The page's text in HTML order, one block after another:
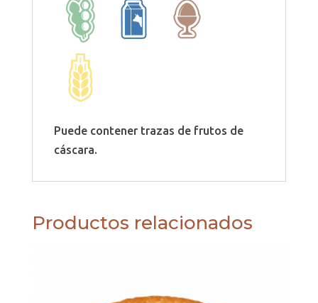
Puede contener trazas de frutos de
cáscara.
Productos relacionados